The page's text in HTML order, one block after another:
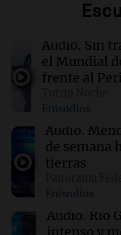
La
estudio
01:24 Mundo
varios heridos
01:09 Mundo
La
Audio. Sin
el Mundial
frente al
Episodios
Audio.
de semana
tierras
Episodios
Audio. Río
intenso y